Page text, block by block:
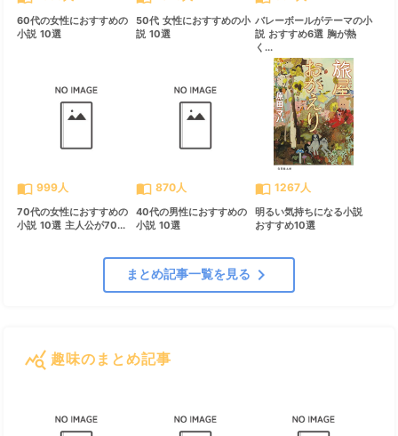
60代の女性におすすめの
小説 10選
50代 女性におすすめの小
説 10選
バレーボールがテーマの小
説 おすすめ6選 胸が熱
く...
import_contacts 999人
70代の女性におすすめの
小説 10選 主人公が70...
import_contacts 870人
40代の男性におすすめの
小説 10選
import_contacts 1267人
明るい気持ちになる小説
おすすめ10選
まとめ記事一覧を見る chevron_right
query_stats 趣味のまとめ記事